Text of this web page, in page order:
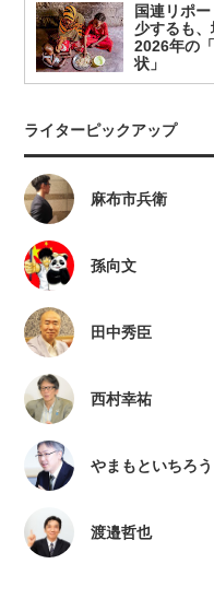
国連リポ
少するも
2026年の
状」
ライターピックアップ
麻布市兵衛
孫向文
田中秀臣
西村幸祐
やまもといちろう
渡邉哲也